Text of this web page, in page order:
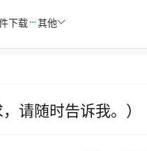
下载 其他
请随时告诉我。）